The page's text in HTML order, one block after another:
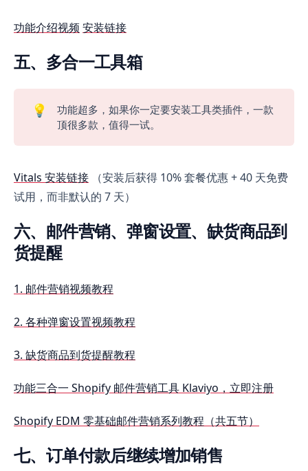
功能介绍视频 安装链接
五、多合一工具箱
💡
功能超多，如果你一定要安装工具类插件，一款
顶很多款，值得一试。
Vitals 安装链接 （安装后获得 10% 套餐优惠 + 40 天免费
试用，而非默认的 7 天）
六、邮件营销、弹窗设置、缺货商品到
货提醒
1. 邮件营销视频教程
2. 各种弹窗设置视频教程
3. 缺货商品到货提醒教程
功能三合一 Shopify 邮件营销工具 Klaviyo，立即注册
Shopify EDM 零基础邮件营销系列教程（共五节）
七、订单付款后继续增加销售